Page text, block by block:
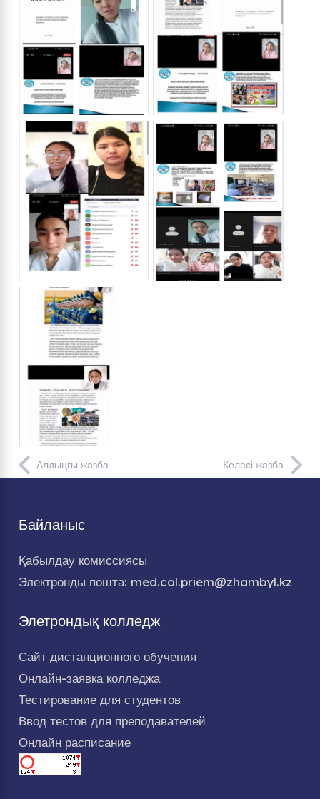
Алдыңғы жазба Келесі жазба
Байланыс
Қабылдау комиссиясы
Электронды пошта: med.col.priem@zhambyl.kz
Элетрондық колледж
Сайт дистанционного обучения
Онлайн-заявка колледжа
Тестирование для студентов
Ввод тестов для преподавателей
Онлайн расписание